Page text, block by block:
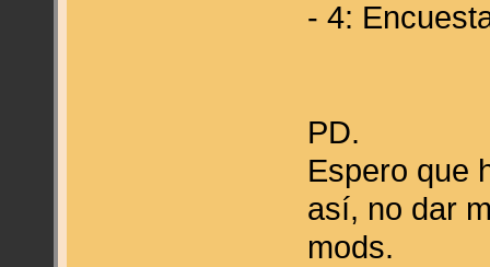
- 4:
PD.
Espero que
así, no dar
mods.